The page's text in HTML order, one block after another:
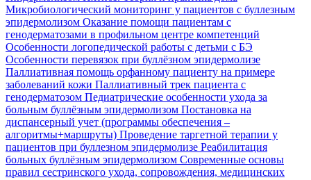
Микробиологический мониторинг у пациентов с буллезным
эпидермолизом Оказание помощи пациентам с
генодерматозами в профильном центре компетенций
Особенности логопедической работы с детьми с БЭ
Особенности перевязок при буллёзном эпидермолизе
Паллиативная помощь орфанному пациенту на примере
заболеваний кожи Паллиативный трек пациента с
генодерматозом Педиатрические особенности ухода за
больным буллёзным эпидермолизом Постановка на
диспансерный учет (программы обеспечения –
алгоритмы+маршруты) Проведение таргетной терапии у
пациентов при буллезном эпидермолизе Реабилитация
больных буллёзным эпидермолизом Современные основы
правил сестринского ухода, сопровождения, медицинских